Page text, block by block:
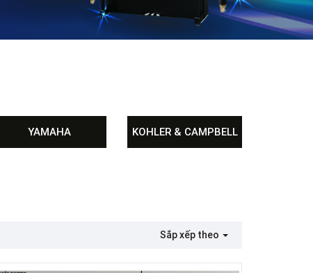
YAMAHA KOHLER & CAMPBELL
Sắp xếp theo